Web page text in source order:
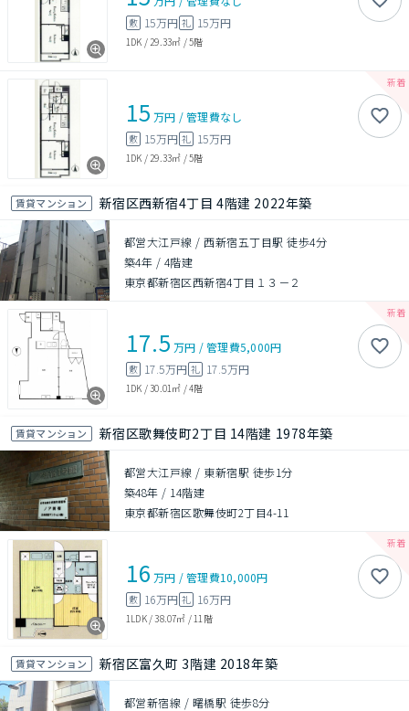
敷 15万円 礼 15万円
1DK / 29.33㎡ /5階
15 万円 /管理費なし
敷 15万円 礼 15万円
1DK / 29.33㎡ /5階
賃貸マンション 新宿区西新宿4丁目 4階建 2022年築
都営大江戸線 / 西新宿五丁目駅 徒歩4分
築4年 / 4階建
東京都新宿区西新宿4丁目１３－２
17.5 万円 /管理費5,000円
敷 17.5万円 礼 17.5万円
1DK /30.01㎡ /4階
賃貸マンション 新宿区歌舞伎町2丁目 14階建 1978年築
都営大江戸線 / 東新宿駅 徒歩1分
築48年 / 14階建
東京都新宿区歌舞伎町2丁目4-11
16 万円 /管理費10,000円
敷 16万円 礼 16万円
1LDK/38.07㎡ / 11階
賃貸マンション 新宿区富久町 3階建 2018年築
都営新宿線 / 曙橋駅 徒歩8分